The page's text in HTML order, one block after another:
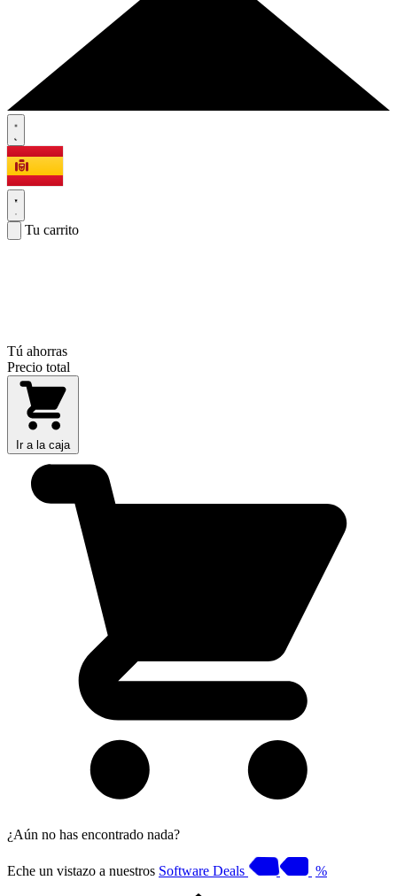
Tu carrito
Tú ahorras
Precio total
Ir a la caja
¿Aún no has encontrado nada?
Eche un vistazo a nuestros Software Deals %